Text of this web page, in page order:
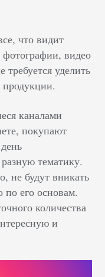
что видит
фотографии, видео
уделить
каналами
покупают
тематику.
не будут вникать
по его основам.
количества
и